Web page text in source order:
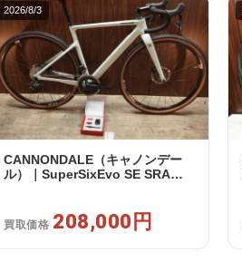
2026/8/3
CANNONDALE（キャノンデー
ル）｜SuperSixEvo SE SRAM
年｜美品｜買取金額 208,000円
買取価格 208,000円